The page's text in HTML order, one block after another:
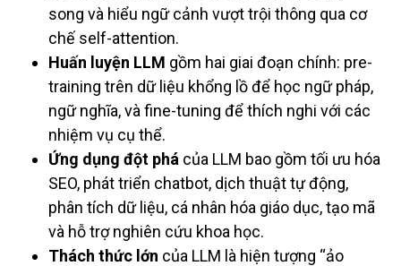
song và hiểu ngữ cảnh vượt trội thông qua cơ
chế self-attention.
Huấn luyện LLM gồm hai giai đoạn chính: pre-
training trên dữ liệu khổng lồ để học ngữ pháp,
ngữ nghĩa, và fine-tuning để thích nghi với các
nhiệm vụ cụ thể.
Ứng dụng đột phá của LLM bao gồm tối ưu hóa
SEO, phát triển chatbot, dịch thuật tự động,
phân tích dữ liệu, cá nhân hóa giáo dục, tạo mã
và hỗ trợ nghiên cứu khoa học.
Thách thức lớn của LLM là hiện tượng “ảo